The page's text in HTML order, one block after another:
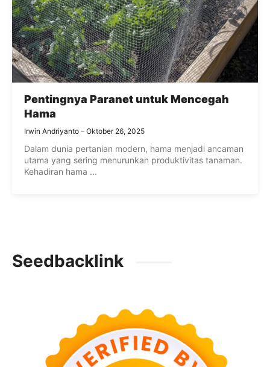
Pentingnya Paranet untuk Mencegah
Hama
Irwin Andriyanto Oktober 26, 2025
Dalam dunia pertanian modern, hama menjadi ancaman
utama yang sering menurunkan produktivitas tanaman.
Kehadiran hama ...
Seedbacklink